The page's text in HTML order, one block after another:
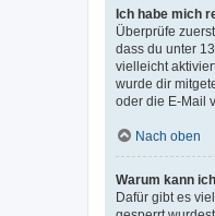
Ich habe mich
Überprüfe
dass du unter
vielleicht
wurde dir
oder die E-Mail
Nach oben
Warum kann
Dafür gibt es